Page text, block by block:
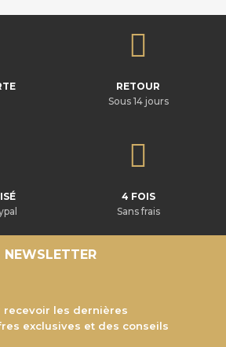
RETOUR
Sous 14 jours
4 FOIS
Sans frais
NEWSLETTER
recevoir les dernières
exclusives et des conseils